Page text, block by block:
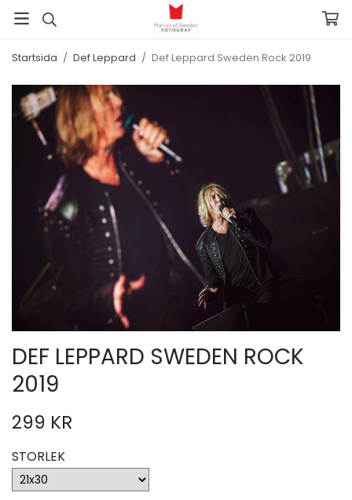
Startsida / Def Leppard / Def Leppard Sweden Rock 2019
DEF LEPPARD SWEDEN ROCK
2019
299 KR
STORLEK